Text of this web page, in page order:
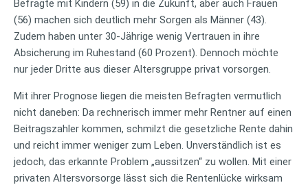
Befragte mit Kindern (59) in die Zukunft, aber auch Frauen
(56) machen sich deutlich mehr Sorgen als Männer (43).
Zudem haben unter 30-Jährige wenig Vertrauen in ihre
Absicherung im Ruhestand (60 Prozent). Dennoch möchte
nur jeder Dritte aus dieser Altersgruppe privat vorsorgen.
Mit ihrer Prognose liegen die meisten Befragten vermutlich
nicht daneben: Da rechnerisch immer mehr Rentner auf einen
Beitragszahler kommen, schmilzt die gesetzliche Rente dahin
und reicht immer weniger zum Leben. Unverständlich ist es
jedoch, das erkannte Problem „aussitzen“ zu wollen. Mit einer
privaten Altersvorsorge lässt sich die Rentenlücke wirksam